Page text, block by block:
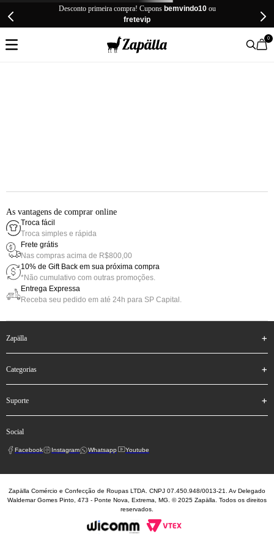
Desconto primeira compra! Cupons bemvindo10ou
fretevip
0
As vantagens de comprar online
Troca fácil
Troca simples e rápida
Frete grátis
Nas compras acima de R$800,00
10% de Gift Back em sua próxima compra
*Não cumulativo com outras promoções.
Entrega Expressa
Receba seu pedido em até 24h para SP Capital.
zapälla
categorias
suporte
social
Facebook Instagram Whatsapp Youtube
Zapälla Comércio e Confecção de Roupas LTDA. CNPJ 07.450.948/0013-21. Av Delegado
Waldemar Gomes Pinto, 473 - Ponte Nova, Extrema, MG. © 2025 Zapälla. Todos os direitos
reservados.